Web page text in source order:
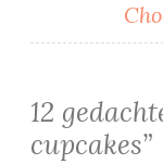
12
cupcakes”